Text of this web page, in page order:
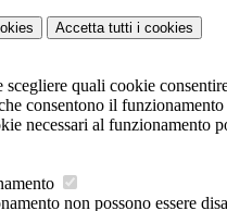
Accetta tutti i cookies
scegliere quali cookie
consentono il
necessari al funzionamento
non possono essere